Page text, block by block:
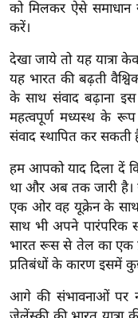
ऑ
टो
व
र्ल्ड
न्यू
ज
ब्री
फ
म
नो
रं
ज
न
ज
ग
को मिलकर ऐसे समाधान
करें।
देखा जाये तो यह यात्रा
यह भारत की बढ़ती
के साथ संवाद बढ़ाना
महत्वपूर्ण मध्यस्थ के रूप
संवाद स्थापित कर सकती
हम आपको याद दिला दें
था और अब तक जारी है।
एक ओर वह यूक्रेन के
साथ भी अपने पारंपरिक
भारत रूस से तेल का एक
प्रतिबंधों के कारण इसमें
आगे की संभावनाओं पर